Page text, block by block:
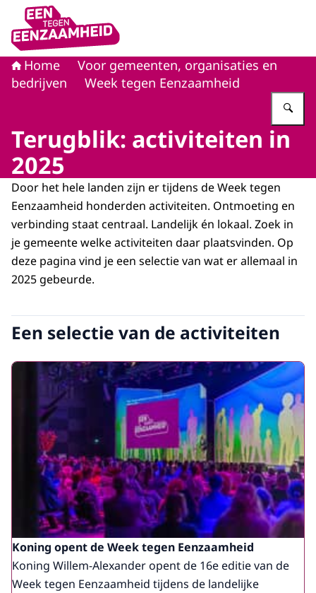
Naar de homepage van Eén tegen eenzaamheid
Home
Voor gemeenten, organisaties en
bedrijven
Week tegen Eenzaamheid
Terugblik: activiteiten in
2025
Door het hele landen zijn er tijdens de Week tegen
Eenzaamheid honderden activiteiten. Ontmoeting en
verbinding staat centraal. Landelijk én lokaal. Zoek in
je gemeente welke activiteiten daar plaatsvinden. Op
deze pagina vind je een selectie van wat er allemaal in
2025 gebeurde.
Een selectie van de activiteiten
Koning opent de Week tegen Eenzaamheid
Koning Willem-Alexander opent de 16e editie van de
Week tegen Eenzaamheid tijdens de landelijke